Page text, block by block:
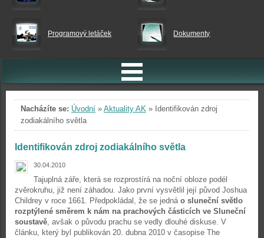
Programový letáček Dokumenty
Nacházíte se: Úvodní » Aktuality AK » Identifikován zdroj
zodiakálního světla
Identifikován zdroj zodiakálního světla
30.04.2010
Tajuplná záře, která se rozprostírá na noční obloze podél
zvěrokruhu, již není záhadou. Jako první vysvětlil její původ Joshua
Childrey v roce 1661. Předpokládal, že se jedná o sluneční světlo
rozptýlené směrem k nám na prachových částicích ve Sluneční
soustavě, avšak o původu prachu se vedly dlouhé diskuse. V
článku, který byl publikován 20. dubna 2010 v časopise The